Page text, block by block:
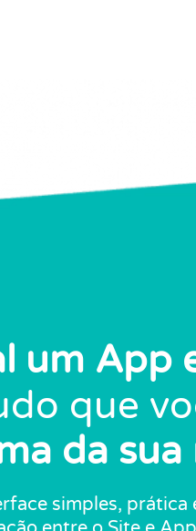
um App
que
da sua
simples, prática